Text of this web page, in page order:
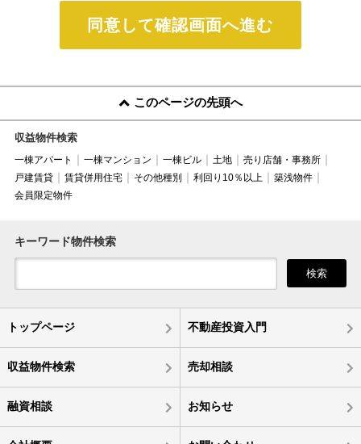
同意して確認画面へ進む
このページの先頭へ
収益物件検索
一棟アパート 一棟マンション 一棟ビル 土地
売り店舗・事務所
戸建賃貸
賃貸併用住宅 その他種別 利回り10％以上
築浅物件
会員限定物件
キーワード物件検索
検索
トップページ 不動産投資入門
収益物件検索 売却相談
融資相談 お知らせ